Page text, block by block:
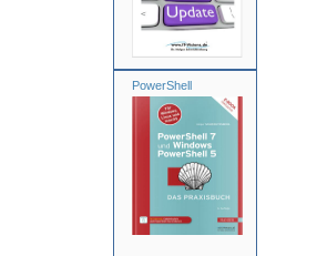
PowerShell